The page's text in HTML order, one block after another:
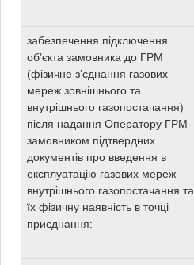
забезпечення підключення
об’єкта замовника до ГРМ
(фізичне з’єднання газових
мереж зовнішнього та
внутрішнього газопостачання)
після надання Оператору ГРМ
замовником підтвердних
документів про введення в
експлуатацію газових мереж
внутрішнього газопостачання та
їх фізичну наявність в точці
приєднання: